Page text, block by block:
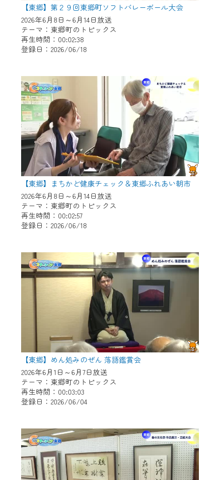
【東郷】第２９回東郷町ソフトバレーボール大会
2026年6月8日～6月14日放送
テーマ：東郷町のトピックス
再生時間：00:02:38
登録日：2026/06/18
【東郷】まちかど健康チェック＆東郷ふれあい朝市
2026年6月8日～6月14日放送
テーマ：東郷町のトピックス
再生時間：00:02:57
登録日：2026/06/18
【東郷】めん処みのぜん 落語鑑賞会
2026年6月1日～6月7日放送
テーマ：東郷町のトピックス
再生時間：00:03:03
登録日：2026/06/04
※マイページへのログインには、MyIDが必
要となります。
※MyIDとは、CCNet Web TVを含むCCNetの
各種サービスをご利用頂くためのIDです。
（GmailやYahooなどのフリーメールアドレ
スでも作成可能です）
※マイページへのログイン・MyIDの新規登
録はこちらから
※CCNetアプリをご利用中の方は引き続き
ご視聴いただけます。
＜メンテナンス情報＞
CCNetWebTVのリニューアルにともないメ
ンテナンス作業を予定しています。
日時 9/24 9:30～16:30
作業の間は、CCNetWebTVの画面が「メン
テナンス中」になり、ご利用いただけませ
ん。
ご不便をおかけいたしますが、ご了承の程
よろしくお願いいたします。